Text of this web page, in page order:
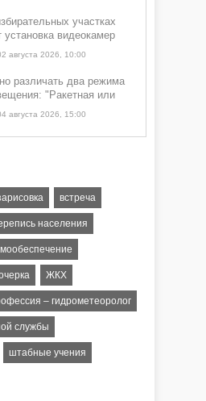
участках
установка видеокамер
августа 2026, 10:00
различать два режима
"Ракетная или
опасность" и "Угроза
ракеты или БПЛА"
августа 2026, 15:00
встреча
населения
ЖКХ
– гидрометеоролог
службы
штабные учения